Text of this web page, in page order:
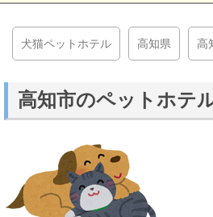
犬猫ペットホテル 高知県 高
高知市のペットホテ